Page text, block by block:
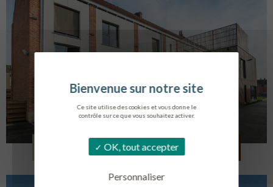
Ce site utilise des cookies et vous donne le
contrôle sur ce que vous souhaitez activer.
OK, tout accepter
Personnaliser
LOG. JEUNES TRAVAILLEURS